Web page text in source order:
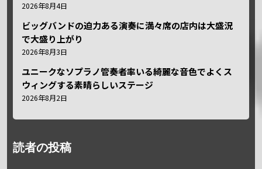
2026年8月4日
ビッグバンドの迫力ある演奏に満々席の店内は大盛況
で大盛り上がり
2026年8月3日
ユニークなソプラノ管奏者率いる綺麗な音色でよくス
ウィングする素晴らしいステージ
2026年8月2日
読者の投稿